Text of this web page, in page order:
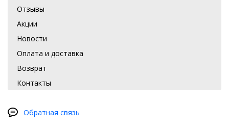
Отзывы
Акции
Новости
Оплата и доставка
Возврат
Контакты
Обратная связь